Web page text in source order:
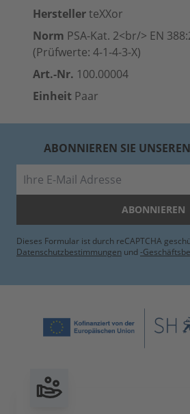
HerstellerteXXor
Norm PSA-Kat. 2<br/> EN
(Prüfwerte: 4-1-4-3-X)
Art.-Nr. 100.00004
Einheit Paar
ABONNIEREN SIE
ABONNIEREN
Dieses Formular ist durch reCAPTCHA
Datenschutzbestimmungen und -